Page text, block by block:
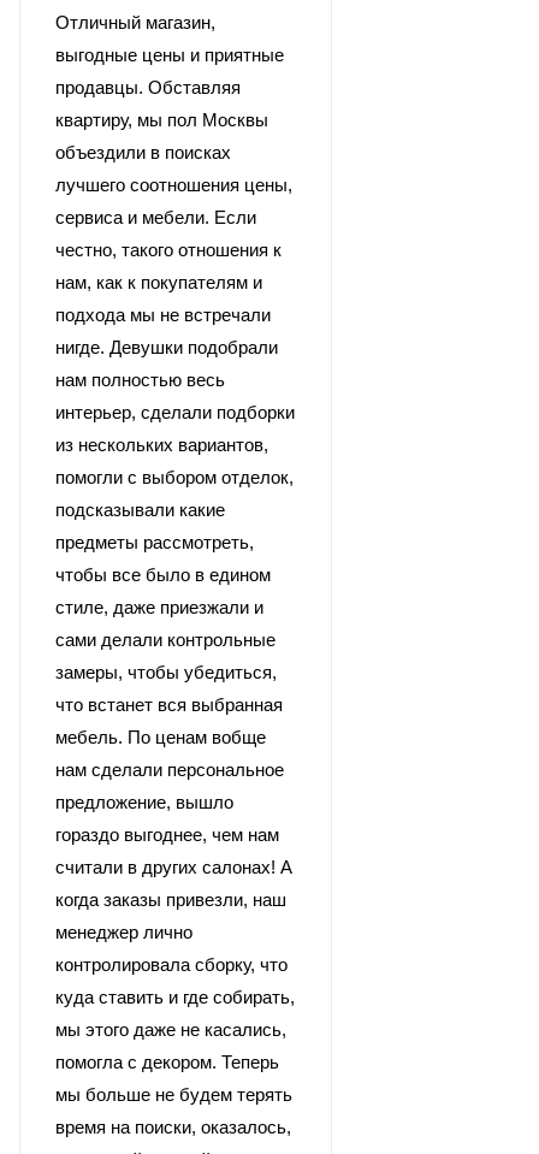
Отличный магазин,
выгодные цены и приятные
продавцы. Обставляя
квартиру, мы пол Москвы
объездили в поисках
лучшего соотношения цены,
сервиса и мебели. Если
честно, такого отношения к
нам, как к покупателям и
подхода мы не встречали
нигде. Девушки подобрали
нам полностью весь
интерьер, сделали подборки
из нескольких вариантов,
помогли с выбором отделок,
подсказывали какие
предметы рассмотреть,
чтобы все было в едином
стиле, даже приезжали и
сами делали контрольные
замеры, чтобы убедиться,
что встанет вся выбранная
мебель. По ценам вобще
нам сделали персональное
предложение, вышло
гораздо выгоднее, чем нам
считали в других салонах! А
когда заказы привезли, наш
менеджер лично
контролировала сборку, что
куда ставить и где собирать,
мы этого даже не касались,
помогла с декором. Теперь
мы больше не будем терять
время на поиски, оказалось,